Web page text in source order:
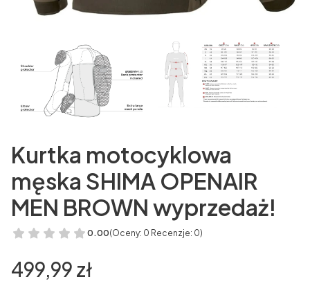
Kurtka motocyklowa
męska SHIMA OPENAIR
MEN BROWN wyprzedaż!
0.00(Oceny: 0 Recenzje: 0)
Cena
499,99 zł